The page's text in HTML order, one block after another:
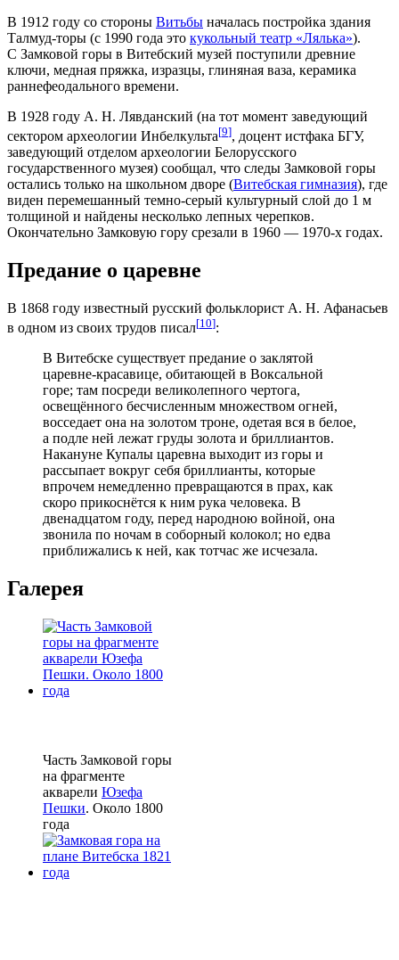
В 1912 году со стороны Витьбы началась постройка здания
Талмуд-торы (с 1990 года это кукольный театр «Лялька»).
С Замковой горы в Витебский музей поступили древние
ключи, медная пряжка, изразцы, глиняная ваза, керамика
раннефеодального времени.
В 1928 году А. Н. Лявданский (на тот момент заведующий
сектором археологии Инбелкульта[9], доцент истфака БГУ,
заведующий отделом археологии Белорусского
государственного музея) сообщал, что следы Замковой горы
остались только на школьном дворе (Витебская гимназия), где
виден перемешанный темно-серый культурный слой до 1 м
толщиной и найдены несколько лепных черепков.
Окончательно Замковую гору срезали в 1960 — 1970-х годах.
Предание о царевне
В 1868 году известный русский фольклорист А. Н. Афанасьев
в одном из своих трудов писал[10]:
В Витебске существует предание о заклятой
царевне-красавице, обитающей в Воксальной
горе; там посреди великолепного чертога,
освещённого бесчисленным множеством огней,
восседает она на золотом троне, одетая вся в белое,
а подле ней лежат груды золота и бриллиантов.
Накануне Купалы царевна выходит из горы и
рассыпает вокруг себя бриллианты, которые
впрочем немедленно превращаются в прах, как
скоро прикоснётся к ним рука человека. В
двенадцатом году, перед народною войной, она
звонила по ночам в соборный колокол; но едва
приближались к ней, как тотчас же исчезала.
Галерея
Часть Замковой горы
на фрагменте
акварели Юзефа
Пешки. Около 1800
года